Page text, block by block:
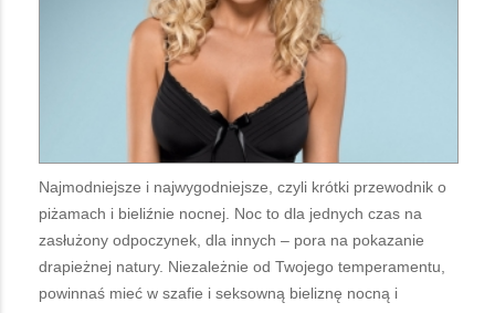
Najmodniejsze i najwygodniejsze, czyli krótki przewodnik o
piżamach i bieliźnie nocnej. Noc to dla jednych czas na
zasłużony odpoczynek, dla innych – pora na pokazanie
drapieżnej natury. Niezależnie od Twojego temperamentu,
powinnaś mieć w szafie i seksowną bieliznę nocną i